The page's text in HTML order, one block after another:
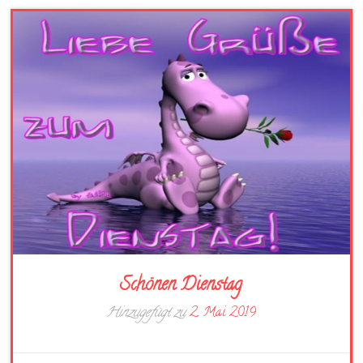
Schönen Dienstag
Hinzugefügt zu2. Mai 2019